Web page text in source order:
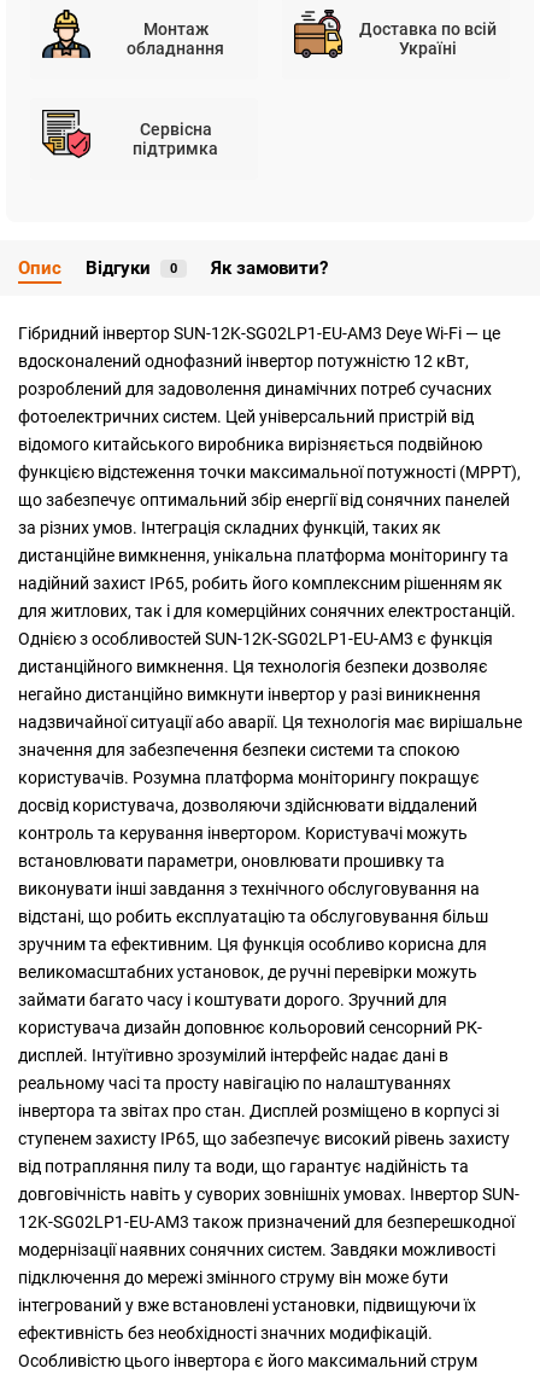
Монтаж
обладнання
Доставка по всій
Україні
Сервісна
підтримка
Опис Відгуки 0 Як замовити?
Гібридний інвертор SUN-12K-SG02LP1-EU-AM3 Deye Wi-Fi — це
вдосконалений однофазний інвертор потужністю 12 кВт,
розроблений для задоволення динамічних потреб сучасних
фотоелектричних систем. Цей універсальний пристрій від
відомого китайського виробника вирізняється подвійною
функцією відстеження точки максимальної потужності (MPPT),
що забезпечує оптимальний збір енергії від сонячних панелей
за різних умов. Інтеграція складних функцій, таких як
дистанційне вимкнення, унікальна платформа моніторингу та
надійний захист IP65, робить його комплексним рішенням як
для житлових, так і для комерційних сонячних електростанцій.
Однією з особливостей SUN-12K-SG02LP1-EU-AM3 є функція
дистанційного вимкнення. Ця технологія безпеки дозволяє
негайно дистанційно вимкнути інвертор у разі виникнення
надзвичайної ситуації або аварії. Ця технологія має вирішальне
значення для забезпечення безпеки системи та спокою
користувачів. Розумна платформа моніторингу покращує
досвід користувача, дозволяючи здійснювати віддалений
контроль та керування інвертором. Користувачі можуть
встановлювати параметри, оновлювати прошивку та
виконувати інші завдання з технічного обслуговування на
відстані, що робить експлуатацію та обслуговування більш
зручним та ефективним. Ця функція особливо корисна для
великомасштабних установок, де ручні перевірки можуть
займати багато часу і коштувати дорого. Зручний для
користувача дизайн доповнює кольоровий сенсорний РК-
дисплей. Інтуїтивно зрозумілий інтерфейс надає дані в
реальному часі та просту навігацію по налаштуваннях
інвертора та звітах про стан. Дисплей розміщено в корпусі зі
ступенем захисту IP65, що забезпечує високий рівень захисту
від потрапляння пилу та води, що гарантує надійність та
довговічність навіть у суворих зовнішніх умовах. Інвертор SUN-
12K-SG02LP1-EU-AM3 також призначений для безперешкодної
модернізації наявних сонячних систем. Завдяки можливості
підключення до мережі змінного струму він може бути
інтегрований у вже встановлені установки, підвищуючи їх
ефективність без необхідності значних модифікацій.
Особливістю цього інвертора є його максимальний струм